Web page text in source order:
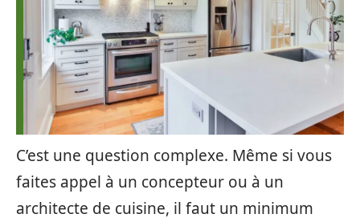
C’est une question complexe. Même si vous
faites appel à un concepteur ou à un
architecte de cuisine, il faut un minimum